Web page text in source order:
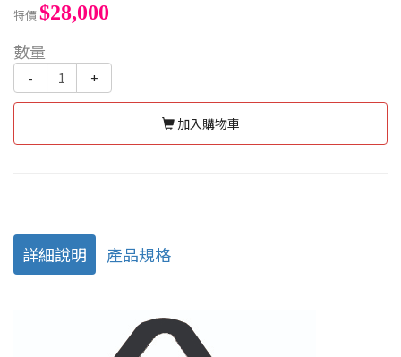
特價$28,000
數量
- +
加入購物車
詳細說明 產品規格